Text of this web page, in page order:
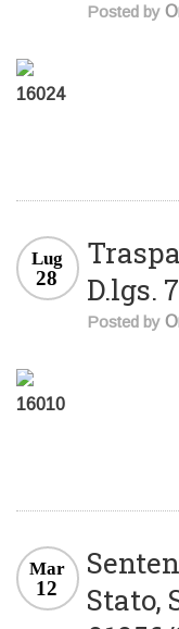
Posted by
16024
D.lgs.
Lug
28
Posted by
16010
Stato,
Mar
12